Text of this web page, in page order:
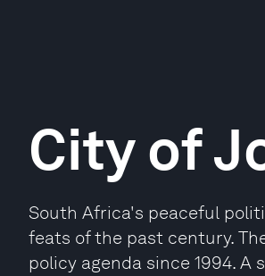
City of
South Africa's peaceful
feats of the past century.
policy agenda since 1994.